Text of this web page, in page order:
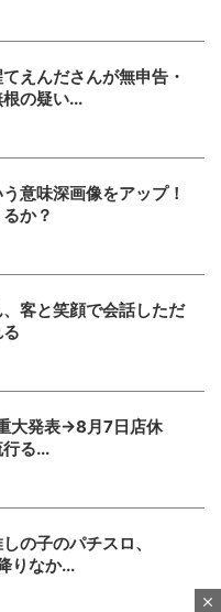
えんださんが無申告・
の疑い...
意味深画像をアップ！
か？
客と笑顔で会話しただ
大発表→8月7日店休
る...
の子のパチスロ、
りなか...
close